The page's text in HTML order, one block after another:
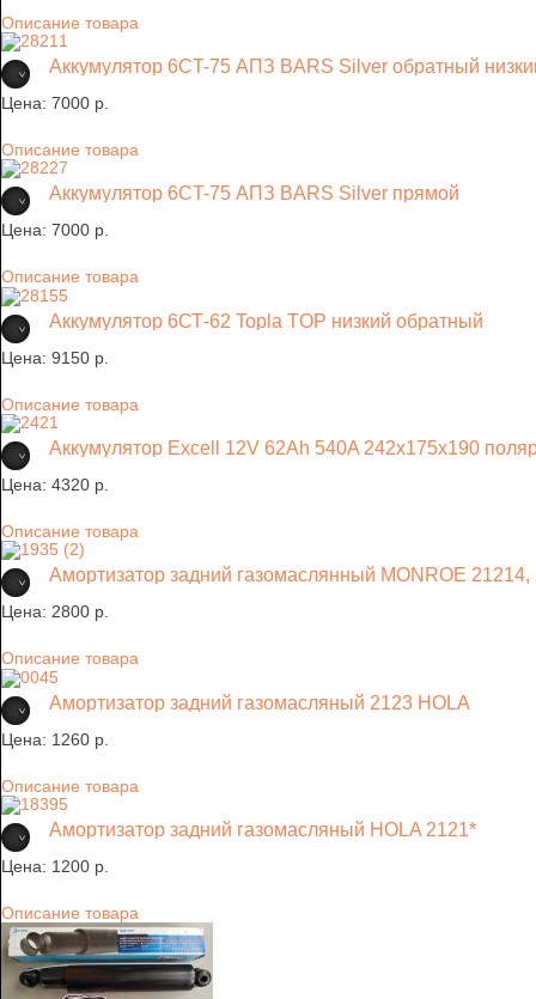
Описание товара
Аккумулятор 6CT-75 АПЗ BARS Silver обратный
Цена: 7000 p.
Описание товара
Аккумулятор 6CT-75 АПЗ BARS Silver прямой
Цена: 7000 p.
Описание товара
Аккумулятор 6СТ-62 Topla TOP низкий обратный
Цена: 9150 p.
Описание товара
Аккумулятор Excell 12V 62Ah 540A 242х175х190
Цена: 4320 p.
Описание товара
Амортизатор задний газомаслянный MONROE 21214,
Цена: 2800 p.
Описание товара
Амортизатор задний газомасляный 2123 HOLA
Цена: 1260 p.
Описание товара
Амортизатор задний газомасляный HOLA 2121*
Цена: 1200 p.
Описание товара